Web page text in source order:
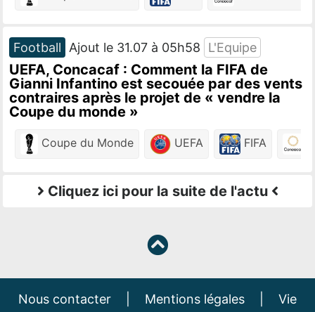
Football Ajout le 31.07 à 05h58 L'Equipe
UEFA, Concacaf : Comment la FIFA de
Gianni Infantino est secouée par des vents
contraires après le projet de « vendre la
Coupe du monde »
Coupe du Monde UEFA FIFA
Cliquez ici pour la suite de l'actu
Nous contacter Mentions légales
Vie